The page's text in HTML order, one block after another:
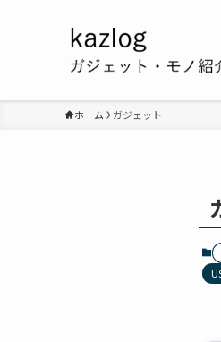
ホーム ガジェット